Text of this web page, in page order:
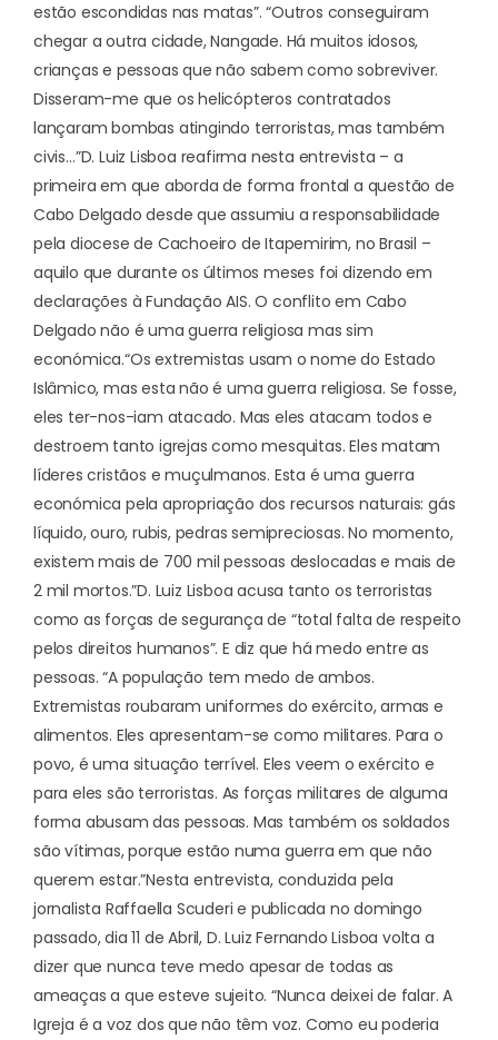
estão escondidas nas matas”. “Outros conseguiram
chegar a outra cidade, Nangade. Há muitos idosos,
crianças e pessoas que não sabem como sobreviver.
Disseram-me que os helicópteros contratados
lançaram bombas atingindo terroristas, mas também
civis…”D. Luiz Lisboa reafirma nesta entrevista – a
primeira em que aborda de forma frontal a questão de
Cabo Delgado desde que assumiu a responsabilidade
pela diocese de Cachoeiro de Itapemirim, no Brasil –
aquilo que durante os últimos meses foi dizendo em
declarações à Fundação AIS. O conflito em Cabo
Delgado não é uma guerra religiosa mas sim
económica.“Os extremistas usam o nome do Estado
Islâmico, mas esta não é uma guerra religiosa. Se fosse,
eles ter-nos-iam atacado. Mas eles atacam todos e
destroem tanto igrejas como mesquitas. Eles matam
líderes cristãos e muçulmanos. Esta é uma guerra
económica pela apropriação dos recursos naturais: gás
líquido, ouro, rubis, pedras semipreciosas. No momento,
existem mais de 700 mil pessoas deslocadas e mais de
2 mil mortos.”D. Luiz Lisboa acusa tanto os terroristas
como as forças de segurança de “total falta de respeito
pelos direitos humanos”. E diz que há medo entre as
pessoas. “A população tem medo de ambos.
Extremistas roubaram uniformes do exército, armas e
alimentos. Eles apresentam-se como militares. Para o
povo, é uma situação terrível. Eles veem o exército e
para eles são terroristas. As forças militares de alguma
forma abusam das pessoas. Mas também os soldados
são vítimas, porque estão numa guerra em que não
querem estar.”Nesta entrevista, conduzida pela
jornalista Raffaella Scuderi e publicada no domingo
passado, dia 11 de Abril, D. Luiz Fernando Lisboa volta a
dizer que nunca teve medo apesar de todas as
ameaças a que esteve sujeito. “Nunca deixei de falar. A
Igreja é a voz dos que não têm voz. Como eu poderia